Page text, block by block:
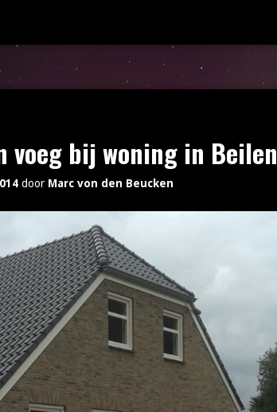
voeg bij woning in Beilen
door Marc von den Beucken